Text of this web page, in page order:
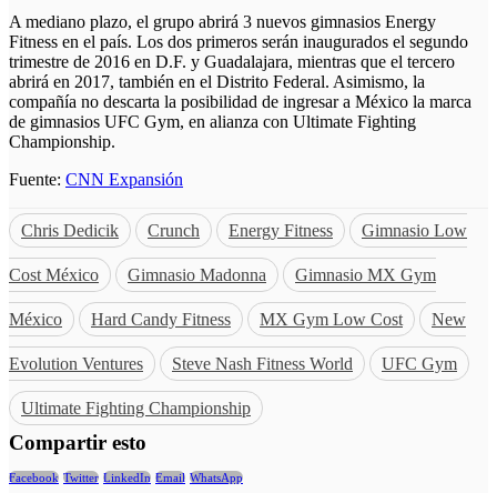
A mediano plazo, el grupo abrirá 3 nuevos gimnasios Energy
Fitness en el país. Los dos primeros serán inaugurados el segundo
trimestre de 2016 en D.F. y Guadalajara, mientras que el tercero
abrirá en 2017, también en el Distrito Federal. Asimismo, la
compañía no descarta la posibilidad de ingresar a México la marca
de gimnasios UFC Gym, en alianza con Ultimate Fighting
Championship.
Fuente: CNN Expansión
Chris Dedicik Crunch Energy Fitness Gimnasio Low
Cost México Gimnasio Madonna Gimnasio MX Gym
México Hard Candy Fitness MX Gym Low Cost New
Evolution Ventures Steve Nash Fitness World UFC Gym
Ultimate Fighting Championship
Compartir esto
Facebook Twitter LinkedIn Email WhatsApp